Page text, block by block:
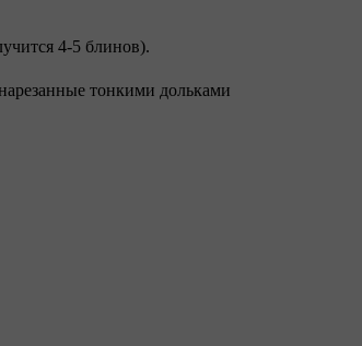
4-5 блинов).
тонкими дольками